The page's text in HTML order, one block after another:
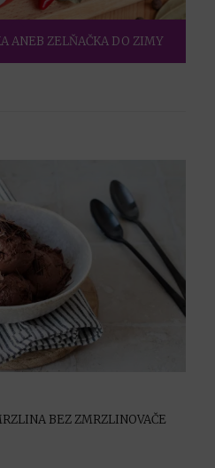
ANEB ZELŇAČKA DO ZIMY
BEZ ZMRZLINOVAČE